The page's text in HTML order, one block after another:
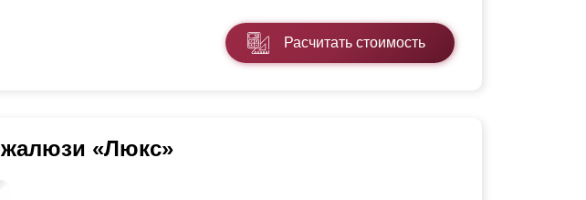
Расчитать стоимость
«Люкс»